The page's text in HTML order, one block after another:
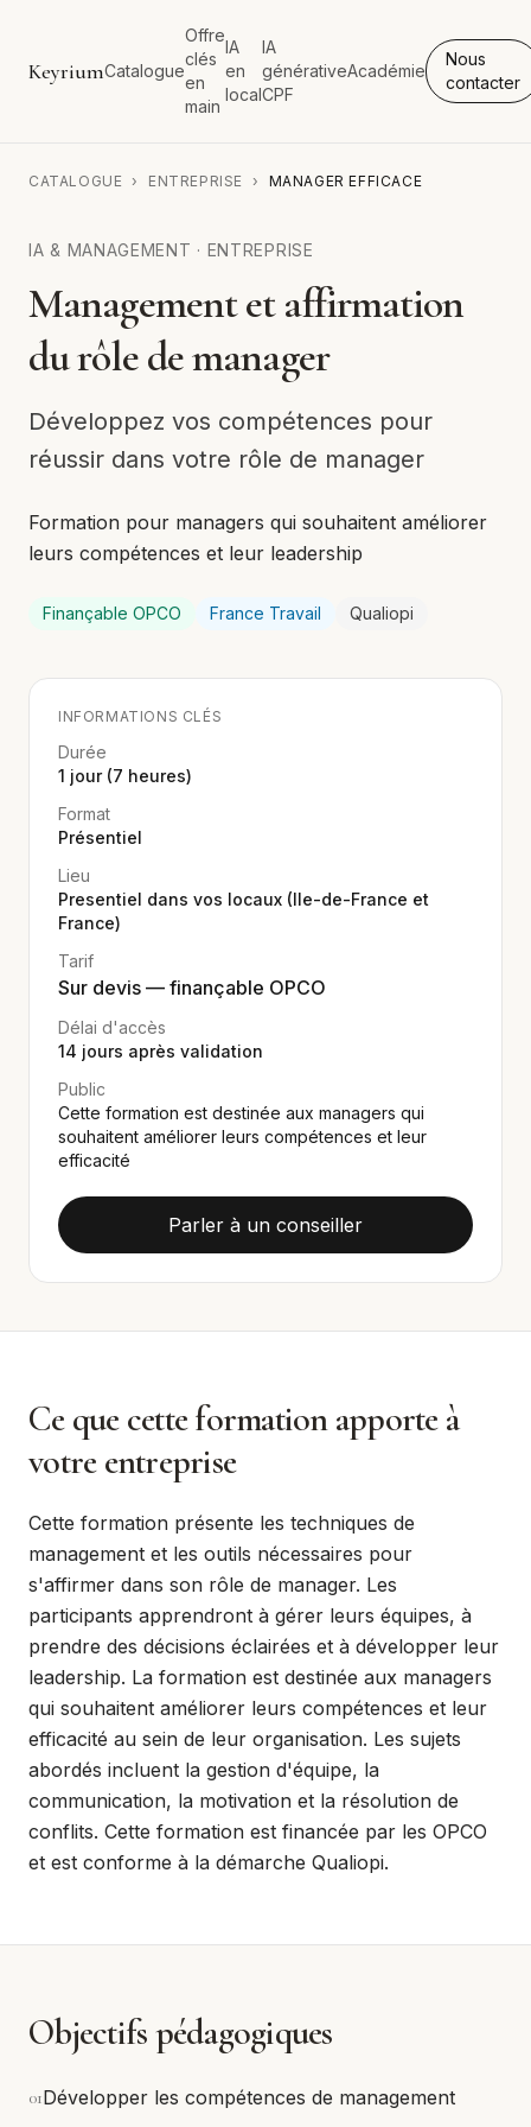
KeyriumCatalogue
Offre
clés
en
main
IA
en
local
IA
générative
CPF
Académie
Nous
contacter
CATALOGUE › ENTREPRISE › MANAGER EFFICACE
IA & MANAGEMENT · ENTREPRISE
Management et affirmation
du rôle de manager
Développez vos compétences pour
réussir dans votre rôle de manager
Formation pour managers qui souhaitent améliorer
leurs compétences et leur leadership
Finançable OPCO France Travail Qualiopi
INFORMATIONS CLÉS
Durée
1 jour (7 heures)
Format
Présentiel
Lieu
Presentiel dans vos locaux (Ile-de-France et
France)
Tarif
Sur devis — finançable OPCO
Délai d'accès
14 jours après validation
Public
Cette formation est destinée aux managers qui
souhaitent améliorer leurs compétences et leur
efficacité
Parler à un conseiller
Ce que cette formation apporte à
votre entreprise
Cette formation présente les techniques de
management et les outils nécessaires pour
s'affirmer dans son rôle de manager. Les
participants apprendront à gérer leurs équipes, à
prendre des décisions éclairées et à développer leur
leadership. La formation est destinée aux managers
qui souhaitent améliorer leurs compétences et leur
efficacité au sein de leur organisation. Les sujets
abordés incluent la gestion d'équipe, la
communication, la motivation et la résolution de
conflits. Cette formation est financée par les OPCO
et est conforme à la démarche Qualiopi.
Objectifs pédagogiques
01Développer les compétences de management